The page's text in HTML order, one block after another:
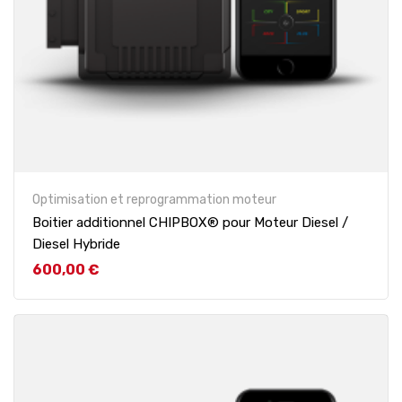
Optimisation et reprogrammation moteur
Boitier additionnel CHIPBOX® pour Moteur Diesel /
Diesel Hybride
Prix
600,00 €